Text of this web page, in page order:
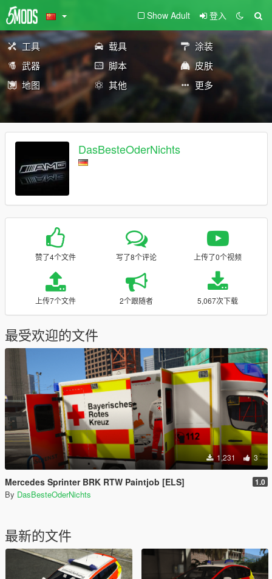
Show Adult 登入
工具 载具
涂装
武器
脚本
皮肤
地图
其他 更多
DasBesteOderNichts
赞了4个文件 写了8个评论 上传了0个视频
上传7个文件 2个跟随者 5,067次下载
最受欢迎的文件
1,231 3
Mercedes Sprinter BRK RTW Paintjob [ELS] 1.0
By DasBesteOderNichts
最新的文件